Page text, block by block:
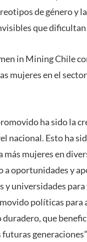
de género y
que
in Mining Chile
mujeres en el
ha sido la
nacional. Esto ha
mujeres en
a oportunidades y
y universidades
políticas para
que